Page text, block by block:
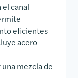
canal
eficientes
acero
mezcla de